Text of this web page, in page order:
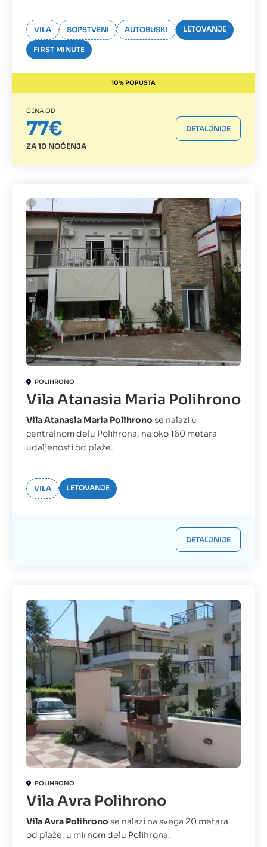
VILA SOPSTVENI AUTOBUSKI LETOVANJE
FIRST MINUTE
10% POPUSTA
CENA OD
77€
ZA 10 NOĆENJA
DETALJNIJE
POLIHRONO
Vila Atanasia Maria Polihrono
Vila Atanasia Maria Polihrono se nalazi u
centralnom delu Polihrona, na oko 160 metara
udaljenosti od plaže.
VILA LETOVANJE
DETALJNIJE
POLIHRONO
Vila Avra Polihrono
Vila Avra Polihrono se nalazi na svega 20 metara
od plaže, u mirnom delu Polihrona.